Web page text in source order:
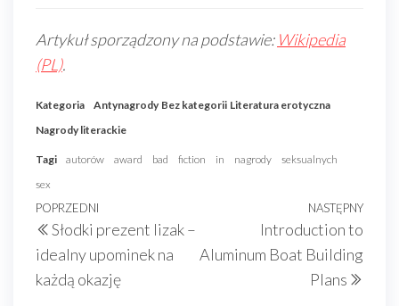
Artykuł sporządzony na podstawie: Wikipedia
(PL).
Kategoria Antynagrody Bez kategorii Literatura erotyczna
Nagrody literackie
Tagi autorów award bad fiction in nagrody
seksualnych
sex
Nawigacja
wpisu
Poprzedni
wpis
POPRZEDNI
Słodki prezent lizak –
idealny upominek na
każdą okazję
NASTĘPNY
Introduction to
Aluminum Boat Building
Plans